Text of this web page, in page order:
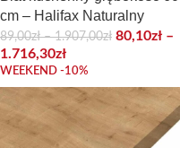
cm – Halifax Naturalny
89,00zł – 1.907,00zł 80,10zł –
1.716,30zł
WEEKEND -10%